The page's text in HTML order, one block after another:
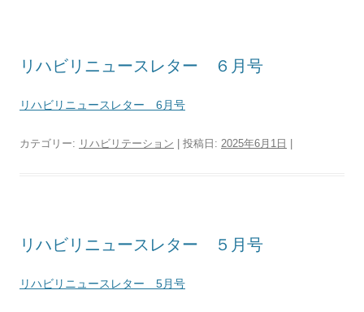
リハビリニュースレター ６月号
リハビリニュースレター 6月号
カテゴリー: リハビリテーション | 投稿日: 2025年6月1日
リハビリニュースレター ５月号
リハビリニュースレター 5月号